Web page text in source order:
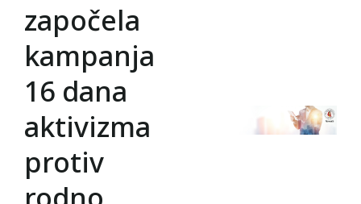
započela
kampanja
16 dana
aktivizma
protiv